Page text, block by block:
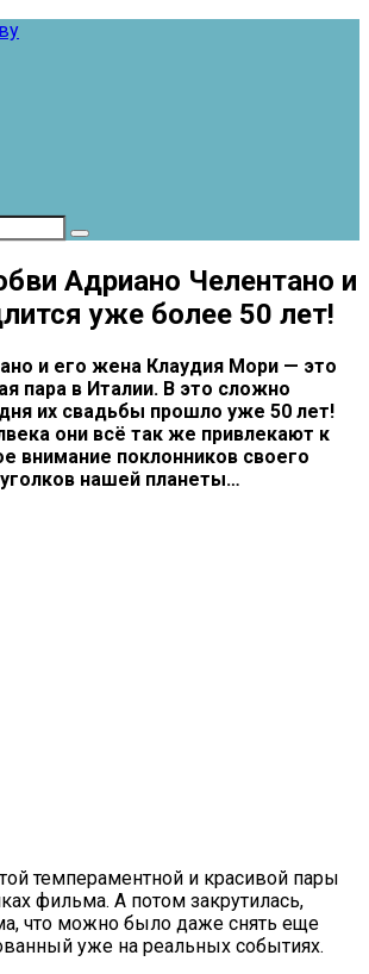
Адриано Челентано и
уже более 50 лет!
и его жена Клаудия Мори — это
пара в Италии. В это сложно
их свадьбы прошло уже 50 лет!
они всё так же привлекают к
внимание поклонников своего
нашей планеты…
темпераментной и красивой пары
фильма. А потом закрутилась,
что можно было даже снять еще
уже на реальных событиях.